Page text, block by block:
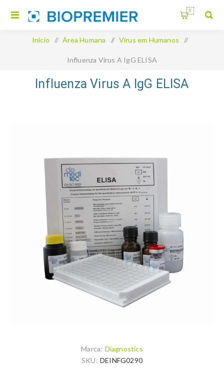
0
Início / Área Humana / Vírus em Humanos /
Influenza Virus A IgG ELISA
Influenza Virus A IgG ELISA
Marca: Diagnostics
SKU: DEINFG0290